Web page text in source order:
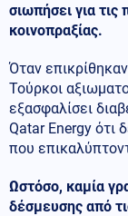
σιωπήσει για
κοινοπραξίας.
Όταν
Τούρκοι
εξασφαλίσει
Qatar Energy ότι
που
Ωστόσο, καμία
δέσμευσης από